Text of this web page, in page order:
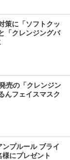
策に「ソフトクッ
「クレンジングバ
売の「クレンジン
んフェイスマスク
ンプルール ブライ
様にプレゼント